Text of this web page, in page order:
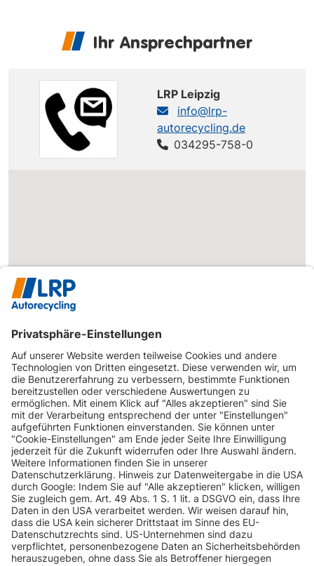
Ihr Ansprechpartner
LRP Leipzig
info@lrp-
autorecycling.de
034295-758-0
INFORMATIONEN
KUNDENSERVICE
INFORMATIONEN